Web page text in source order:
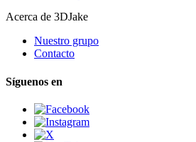
Acerca de 3DJake
Nuestro grupo
Contacto
Síguenos en